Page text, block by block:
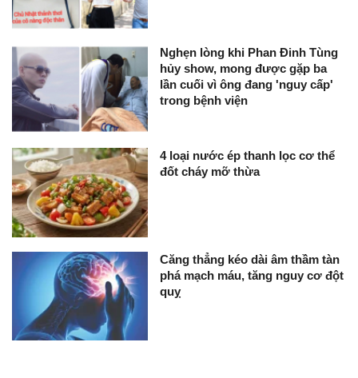
Nghẹn lòng khi Phan Đinh Tùng
hủy show, mong được gặp ba
lần cuối vì ông đang 'nguy cấp'
trong bệnh viện
4 loại nước ép thanh lọc cơ thể
đốt cháy mỡ thừa
Căng thẳng kéo dài âm thầm tàn
phá mạch máu, tăng nguy cơ đột
quỵ